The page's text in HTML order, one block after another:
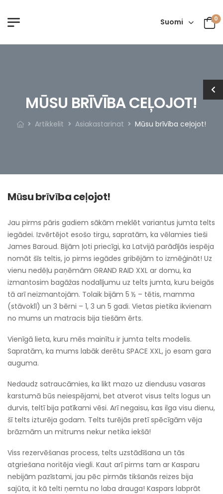
Suomi 0
MŪSU BRĪVĪBA CEĻOJOT!
Artikkelit Asiakastarinat Mūsu brīvība ceļojot!
Mūsu brīvība ceļojot!
Jau pirms pāris gadiem sākām meklēt variantus jumta telts
iegādei. Izvērtējot esošo tirgu, sapratām, ka vēlamies tieši
James Baroud. Bijām ļoti priecīgi, ka Latvijā parādījās iespēja
nomāt šīs teltis, jo pirms iegādes gribējām to izmēģināt! Uz
vienu nedēļu paņēmām GRAND RAID XXL ar domu, ka
izmantosim bagāžas nodalījumu uz telts jumta, kuru beigās
tā arī neizmantojām. Tolaik bijām 5 ½ – tētis, mamma
(stāvoklī) un 3 bērni – 1, 3 un 5 gadi. Vietas pietika ikvienam
no mums un matracis bija tiešām ērts.
Vienīgā lieta, kuru mēs mainītu ir jumta telts modelis.
Sapratām, ka mums labāk derētu SPACE XXL, jo esam gara
auguma.
Nedaudz satraucāmies, ka likt mazo uz diendusu vasaras
karstumā būs neiespējami, bet atverot visus telts logus un
durvis, teltī bija patīkami vēsi. Arī negaisu, kas ilga visu dienu,
šī telts izturēja godam. Telts turējās pretī spēcīgām vēja
brāzmām un mitrums nekur netika iekšā!
Viss rezervēšanas process, telts uzstādīšana un tās
atgriešana noritēja viegli. Kaut arī pirms tam ar Kasparu
nebijām pazīstami, jau pēc pirmās tikšanās reizes bija
sajūta, it kā telti ņemtu no laba drauga! Kaspars labprāt